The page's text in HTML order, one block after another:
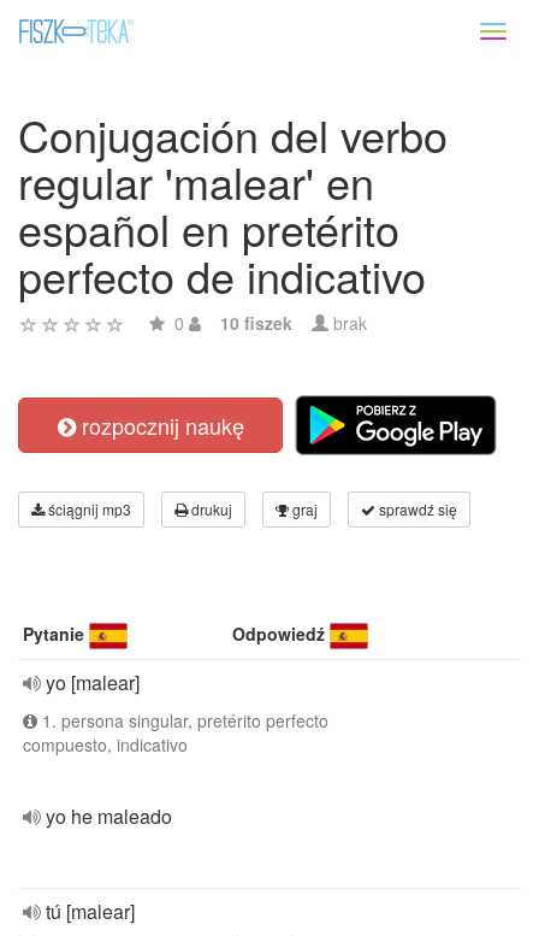
Conjugación del verbo
regular 'malear' en
español en pretérito
perfecto de indicativo
0 10 fiszek brak
rozpocznij naukę
ściągnij mp3 drukuj graj sprawdź się
Pytanie Odpowiedź
yo [malear]
1. persona singular, pretérito perfecto
compuesto, indicativo
yo he maleado
tú [malear]